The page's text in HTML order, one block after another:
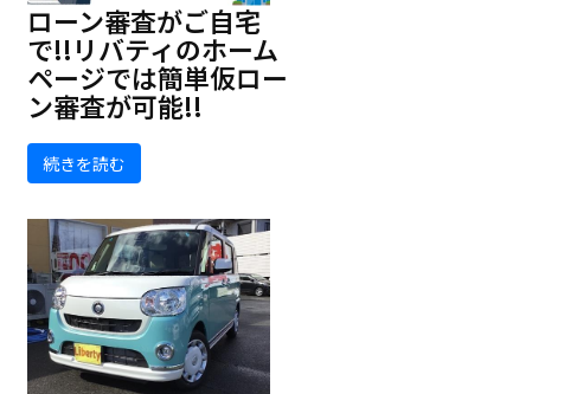
ローン審査がご自宅
で!!リバティのホーム
ページでは簡単仮ロー
ン審査が可能!!
続きを読む